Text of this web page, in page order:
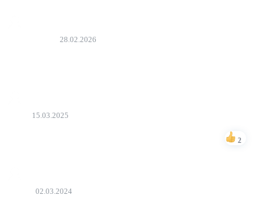
28.02.2026
15.03.2025
2
02.03.2024